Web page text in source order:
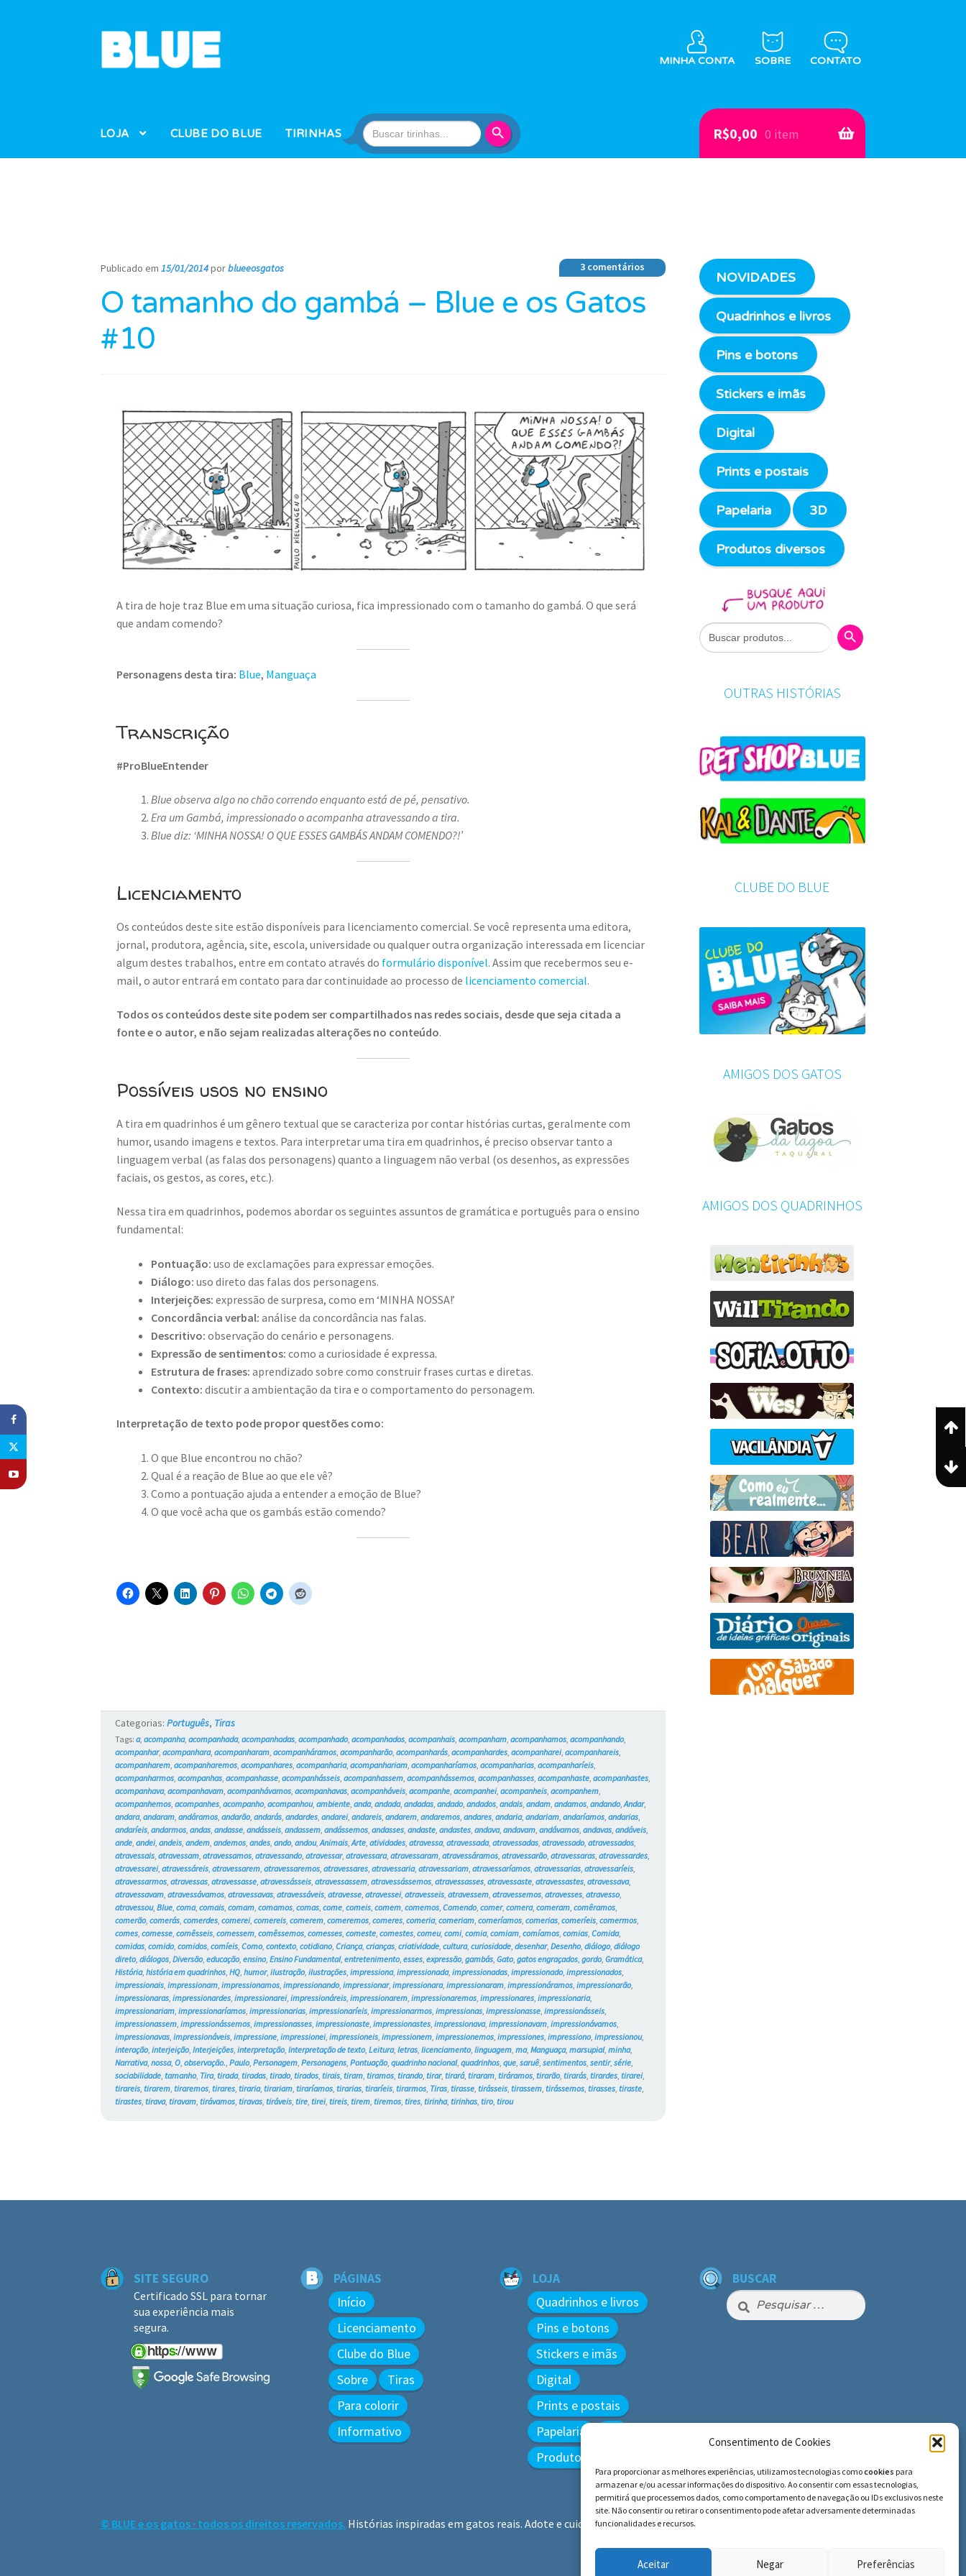
Consentimento de Cookies
Para proporcionar as melhores experiências, utilizamos tecnologias comocookies para
armazenar e/ou acessar informações do dispositivo. Ao consentir com essas tecnologias,
permitirá que processemos dados, como comportamento de navegação ou IDs exclusivos neste
site. Não consentir ou retirar o consentimento pode afetar adversamente determinadas
funcionalidades e recursos.
Aceitar Negar Preferências
Pular
para
Pular
para
MINHA CONTA SOBRE CONTATO
LOJA CLUBE DO BLUE TIRINHAS
Search
for:
R$0,00 0 item
Publicado em15/01/2014porblueeosgatos 3 comentários
O tamanho do gambá – Blue e os Gatos
#10
A tira de hoje traz Blue em uma situação curiosa, fica impressionado com o tamanho do gambá. O que será
que andam comendo?
Personagens desta tira: Blue, Manguaça
Transcrição
#ProBlueEntender
Blue observa algo no chão correndo enquanto está de pé, pensativo.
Era um Gambá, impressionado o acompanha atravessando a tira.
Blue diz: ‘MINHA NOSSA! O QUE ESSES GAMBÁS ANDAM COMENDO?!’
Licenciamento
Os conteúdos deste site estão disponíveis para licenciamento comercial. Se você representa uma editora,
jornal, produtora, agência, site, escola, universidade ou qualquer outra organização interessada em licenciar
algum destes trabalhos, entre em contato através do formulário disponível. Assim que recebermos seu e-
mail, o autor entrará em contato para dar continuidade ao processo de licenciamento comercial.
Todos os conteúdos deste site podem ser compartilhados nas redes sociais, desde que seja citada a
fonte e o autor, e não sejam realizadas alterações no conteúdo.
Possíveis usos no ensino
A tira em quadrinhos é um gênero textual que se caracteriza por contar histórias curtas, geralmente com
humor, usando imagens e textos. Para interpretar uma tira em quadrinhos, é preciso observar tanto a
linguagem verbal (as falas dos personagens) quanto a linguagem não verbal (os desenhos, as expressões
faciais, os gestos, as cores, etc.).
Nessa tira em quadrinhos, podemos abordar os seguintes assuntos de gramática e português para o ensino
fundamental:
Pontuação: uso de exclamações para expressar emoções.
Diálogo: uso direto das falas dos personagens.
Interjeições: expressão de surpresa, como em ‘MINHA NOSSA!’
Concordância verbal: análise da concordância nas falas.
Descritivo: observação do cenário e personagens.
Expressão de sentimentos: como a curiosidade é expressa.
Estrutura de frases: aprendizado sobre como construir frases curtas e diretas.
Contexto: discutir a ambientação da tira e o comportamento do personagem.
Interpretação de texto pode propor questões como:
O que Blue encontrou no chão?
Qual é a reação de Blue ao que ele vê?
Como a pontuação ajuda a entender a emoção de Blue?
O que você acha que os gambás estão comendo?
Categorias:Português, Tiras
Tags:a,acompanha,acompanhada,acompanhadas,acompanhado,acompanhados,acompanhais,acompanham,acompanhamos,acompanhando,
acompanhar,acompanhara,acompanharam,acompanháramos,acompanharão,acompanharás,acompanhardes,acompanharei,acompanhareis,
acompanharem,acompanharemos,acompanhares,acompanharia,acompanhariam,acompanharíamos,acompanharias,acompanharíeis,
acompanharmos,acompanhas,acompanhasse,acompanhásseis,acompanhassem,acompanhássemos,acompanhasses,acompanhaste,acompanhastes,
acompanhava,acompanhavam,acompanhávamos,acompanhavas,acompanháveis,acompanhe,acompanhei,acompanheis,acompanhem,
acompanhemos,acompanhes,acompanho,acompanhou,ambiente,anda,andada,andadas,andado,andados,andais,andam,andamos,andando,Andar,
andara,andaram,andáramos,andarão,andarás,andardes,andarei,andareis,andarem,andaremos,andares,andaria,andariam,andaríamos,andarias,
andaríeis,andarmos,andas,andasse,andásseis,andassem,andássemos,andasses,andaste,andastes,andava,andavam,andávamos,andavas,andáveis,
ande,andei,andeis,andem,andemos,andes,ando,andou,Animais,Arte,atividades,atravessa,atravessada,atravessadas,atravessado,atravessados,
atravessais,atravessam,atravessamos,atravessando,atravessar,atravessara,atravessaram,atravessáramos,atravessarão,atravessaras,atravessardes,
atravessarei,atravessáreis,atravessarem,atravessaremos,atravessares,atravessaria,atravessariam,atravessaríamos,atravessarias,atravessaríeis,
atravessarmos,atravessas,atravessasse,atravessásseis,atravessassem,atravessássemos,atravessasses,atravessaste,atravessastes,atravessava,
atravessavam,atravessávamos,atravessavas,atravessáveis,atravesse,atravessei,atravesseis,atravessem,atravessemos,atravesses,atravesso,
atravessou,Blue,coma,comais,comam,comamos,comas,come,comeis,comem,comemos,Comendo,comer,comera,comeram,comêramos,
comerão,comerás,comerdes,comerei,comereis,comerem,comeremos,comeres,comeria,comeriam,comeríamos,comerias,comeríeis,comermos,
comes,comesse,comêsseis,comessem,comêssemos,comesses,comeste,comestes,comeu,comi,comia,comiam,comíamos,comias,Comida,
comidas,comido,comidos,comíeis,Como,contexto,cotidiano,Criança,crianças,criatividade,cultura,curiosidade,desenhar,Desenho,diálogo,diálogo
direto,diálogos,Diversão,educação,ensino,Ensino Fundamental,entretenimento,esses,expressão,gambás,Gato,gatos engraçados,gordo,Gramática,
História,história em quadrinhos,HQ,humor,ilustração,ilustrações,impressiona,impressionada,impressionadas,impressionado,impressionados,
impressionais,impressionam,impressionamos,impressionando,impressionar,impressionara,impressionaram,impressionáramos,impressionarão,
impressionaras,impressionardes,impressionarei,impressionáreis,impressionarem,impressionaremos,impressionares,impressionaria,
impressionariam,impressionaríamos,impressionarias,impressionaríeis,impressionarmos,impressionas,impressionasse,impressionásseis,
impressionassem,impressionássemos,impressionasses,impressionaste,impressionastes,impressionava,impressionavam,impressionávamos,
impressionavas,impressionáveis,impressione,impressionei,impressioneis,impressionem,impressionemos,impressiones,impressiono,impressionou,
interação,interjeição,Interjeições,interpretação,Interpretação de texto,Leitura,letras,licenciamento,linguagem,ma,Manguaça,marsupial,minha,
Narrativa,nossa,O,observação.,Paulo,Personagem,Personagens,Pontuação,quadrinho nacional,quadrinhos,que,saruê,sentimentos,sentir,série,
sociabilidade,tamanho, Tira,tirada,tiradas,tirado,tirados,tirais,tiram,tiramos,tirando,tirar,tirará,tiraram,tiráramos,tirarão,tirarás,tirardes,tirarei,
tirareis,tirarem,tiraremos,tirares,tiraria,tirariam,tiraríamos,tirarias,tiraríeis,tirarmos, Tiras,tirasse,tirásseis,tirassem,tirássemos,tirasses,tiraste,
tirastes,tirava,tiravam,tirávamos,tiravas,tiráveis,tire,tirei,tireis,tirem,tiremos,tires,tirinha,tirinhas,tiro,tirou
NOVIDADES
Quadrinhos e livros
Pins e botons
Stickers e imãs
Digital
Prints e postais
Papelaria 3D
Produtos diversos
Search
for:
Search Button
OUTRAS HISTÓRIAS
CLUBE DO BLUE
AMIGOS DOS GATOS
AMIGOS DOS QUADRINHOS
SITE SEGURO
Certificado SSL para tornar
sua experiência mais
segura.
PÁGINAS
Início
Licenciamento
Clube do Blue
Sobre
Tiras
Para colorir
Informativo
LOJA
Quadrinhos e livros
Pins e botons
Stickers e imãs
Digital
Prints e postais
Papelaria
Produtos diversos
BUSCAR
Pesquisar
por:
© BLUE e os gatos ∙ todos os direitos reservados. Histórias inspiradas em gatos reais. Adote e cuide dos gatos!